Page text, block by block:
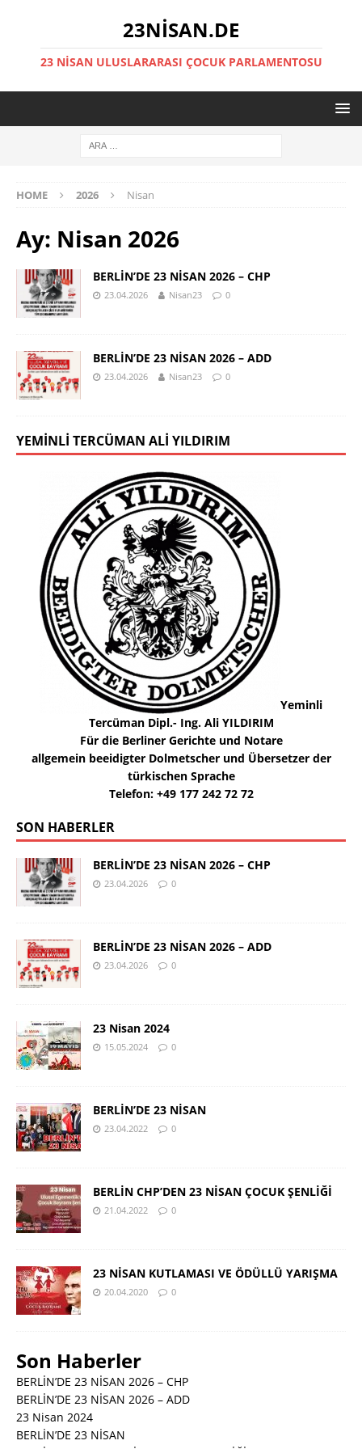
23NISAN.DE
23 NİSAN ULUSLARARASI ÇOCUK PARLAMENTOSU
HOME 2026 Nisan
Ay: Nisan 2026
BERLİN’DE 23 NİSAN 2026 – CHP
23.04.2026 Nisan23 0
BERLİN’DE 23 NİSAN 2026 – ADD
23.04.2026 Nisan23 0
YEMINLI TERCÜMAN ALI YILDIRIM
Yeminli
Tercüman Dipl.- Ing. Ali YILDIRIM
Für die Berliner Gerichte und Notare
allgemein beeidigter Dolmetscher und Übersetzer der
türkischen Sprache
Telefon: +49 177 242 72 72
SON HABERLER
BERLİN’DE 23 NİSAN 2026 – CHP
23.04.2026 0
BERLİN’DE 23 NİSAN 2026 – ADD
23.04.2026 0
23 Nisan 2024
15.05.2024 0
BERLİN’DE 23 NİSAN
23.04.2022 0
BERLİN CHP’DEN 23 NİSAN ÇOCUK ŞENLİĞİ
21.04.2022 0
23 NİSAN KUTLAMASI VE ÖDÜLLÜ YARIŞMA
20.04.2020 0
Son Haberler
BERLİN’DE 23 NİSAN 2026 – CHP
BERLİN’DE 23 NİSAN 2026 – ADD
23 Nisan 2024
BERLİN’DE 23 NİSAN